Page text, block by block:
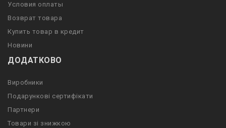
Условия оплаты
Возврат товара
Купить товар в кредит
Новини
ДОДАТКОВО
Виробники
Подарункові сертифікати
Партнери
Товари зі знижкою